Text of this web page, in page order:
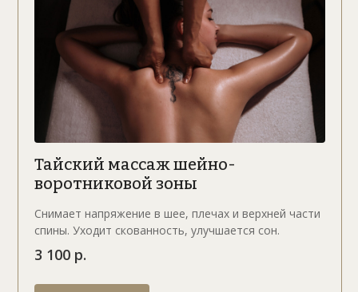
Тайский массаж шейно-
воротниковой зоны
Снимает напряжение в шее, плечах и верхней части
спины. Уходит скованность, улучшается сон.
3 100 р.